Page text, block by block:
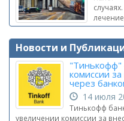
Новости и
"Тинькофф"
комиссии
через
14 июля
Тинькофф
увеличении комиссии за